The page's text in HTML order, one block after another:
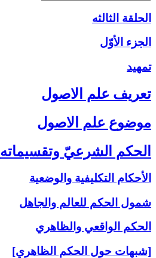
الحلقة الثالثه
الجزء الأوّل‏
تمهيد
تعريف علم الاصول‏
موضوع علم الاصول‏
الحكم الشرعيّ وتقسيماته‏
الأحكام التكليفية والوضعية
شمول الحكم للعالم والجاهل
الحكم الواقعي والظاهري
[شبهات حول الحكم الظاهري]